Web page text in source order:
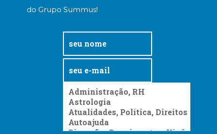
do Grupo Summus!